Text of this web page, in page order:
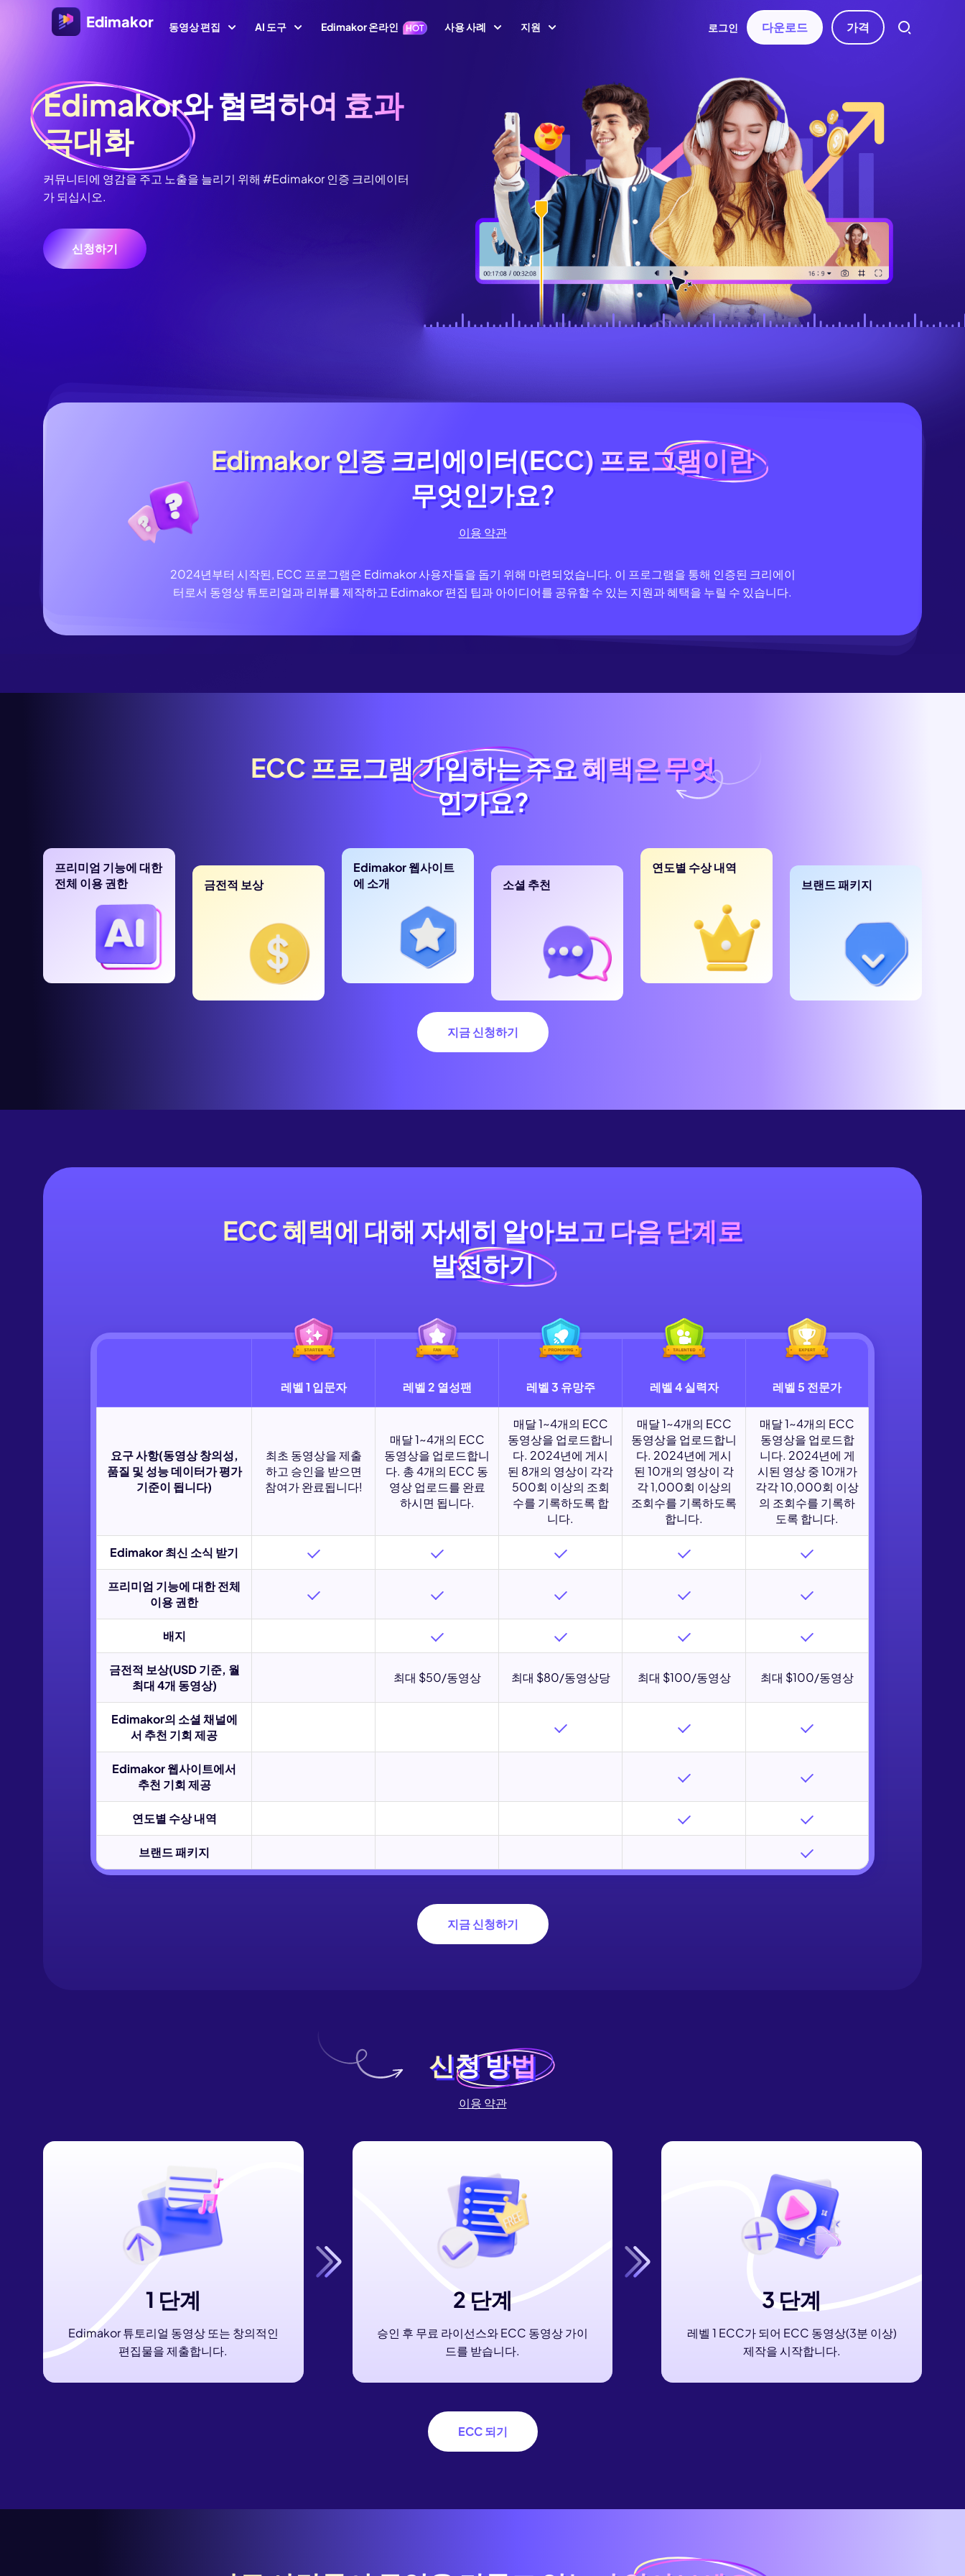
Edimakor 로그인 다운로드 가격
동영상 편집
플랫폼
Windows용 비디오 편집기
Windows 11/10를 위한 다양한 미디어 리소스를 갖춘
올인원 AI 비디오 편집기.
Mac용 비디오 편집기
집기.
동영상 편집
초보자를 위한 영상
키프레임
AI 동영상 생성
화면 녹화
오디오 편집
동영상 배경 제거
모션 트래킹
동영상 특수효과
동영상 필터
동영상 스티커
동영상 화면전화
동영상 템플릿
텍스트 애니메이션
AI 도구
모든 AI 기능 살펴보기
비디오/이미지
텍스트 동영상 생
환
동영상 번역
비디오 애니메이션
AI 말하는 동물
비디오 투 비디오
이미지 프롬프트 생
워터마크 제거
텍스트
자동 자막
음성 텍스트 변환
AI 동영상 스크립트
텍스트 기반 편집
AI 음악 생성
보컬 리무버
텍스트 음성 변환
음성 복제
음성 변조
AI 효과음
무음 구간 감지 및
제거
Edimakor 온라인 사용 사례
Al 콘텐츠
비디오 크리에이터
Veo 3.1 영상 프롬프트 Nano Banana 이미지 프롬프트
AI 댄스 생성
AI 포옹 영상 생성
AI 사진 필터
AI 성별 전환 필터
AI 산타 비디오
AI 소녀 생성
AI 동물 생성
지원
지원 센터
가이드, 라이선스, 연락처
사용자 가이드
사용자 가이드 센터
How-to 글
All 팁 & 해결책
새로운 정보
최신 업데이트 & 수정 사항
YouTube
공식 유튜브 채널
Edimakor와 협력하여 효과
극대화
커뮤니티에 영감을 주고 노출을 늘리기 위해 #Edimakor 인증 크리에이터
가 되십시오.
신청하기
Edimakor 인증 크리에이터(ECC) 프로그램이란
무엇인가요?
Edimakor 인증 크리에이터(ECC) 프로그램이란
무엇인가요?
이용 약관
2024년부터 시작된, ECC 프로그램은 Edimakor 사용자들을 돕기 위해 마련되었습니다. 이 프로그램을 통해 인증된 크리에이
터로서 동영상 튜토리얼과 리뷰를 제작하고 Edimakor 편집 팁과 아이디어를 공유할 수 있는 지원과 혜택을 누릴 수 있습니다.
ECC 프로그램 가입하는주요 혜택은 무엇
인가요?
ECC 프로그램 가입하는 주요 혜택은 무엇
인가요?
프리미엄 기능에 대한
전체 이용 권한
금전적 보상
Edimakor 웹사이트
에 소개
소셜 추천
연도별 수상 내역
브랜드 패키지
지금 신청하기
ECC 혜택에 대해 자세히 알아보고 다음 단계로
발전하기
ECC 혜택에 대해 자세히 알아보고 다음 단계로
발전하기
레벨 1 입문자 레벨 2 열성팬 레벨 3 유망주 레벨 4 실력자 레벨 5 전문가
요구 사항(동영상 창의성,
품질 및 성능 데이터가 평가
기준이 됩니다)
최초 동영상을 제출
하고 승인을 받으면
참여가 완료됩니다!
매달 1~4개의 ECC
동영상을 업로드합니
다. 총 4개의 ECC 동
영상 업로드를 완료
하시면 됩니다.
매달 1~4개의 ECC
동영상을 업로드합니
다. 2024년에 게시
된 8개의 영상이 각각
500회 이상의 조회
수를 기록하도록 합
니다.
매달 1~4개의 ECC
동영상을 업로드합니
다. 2024년에 게시
된 10개의 영상이 각
각 1,000회 이상의
조회수를 기록하도록
합니다.
매달 1~4개의 ECC
동영상을 업로드합
니다. 2024년에 게
시된 영상 중 10개가
각각 10,000회 이상
의 조회수를 기록하
도록 합니다.
Edimakor 최신 소식 받기
프리미엄 기능에 대한 전체
이용 권한
배지
금전적 보상(USD 기준, 월
최대 4개 동영상)
최대 $50/동영상 최대 $80/동영상당 최대 $100/동영상 최대 $100/동영상
Edimakor의 소셜 채널에
서 추천 기회 제공
Edimakor 웹사이트에서
추천 기회 제공
연도별 수상 내역
브랜드 패키지
지금 신청하기
신청 방법
신청 방법
이용 약관
1 단계
Edimakor 튜토리얼 동영상 또는 창의적인
편집물을 제출합니다.
2 단계
승인 후 무료 라이선스와 ECC 동영상 가이
드를 받습니다.
3 단계
레벨 1 ECC가 되어 ECC 동영상(3분 이상)
제작을 시작합니다.
ECC 되기
사람이나 물체를 부드럽게 따라다니며,키프레
바로 체험
Kling 3.0 × Edimakor
아이디어를 매끄러운 멀티 카메라 모션, 일관된